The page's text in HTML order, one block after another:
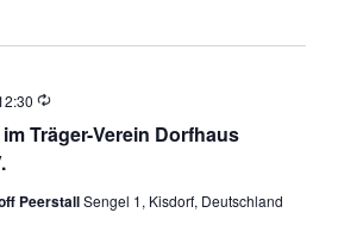
Suche
Träger-Verein Dorfhaus
Wiederholung
PeerstallSengel 1, Kisdorf, Deutschland